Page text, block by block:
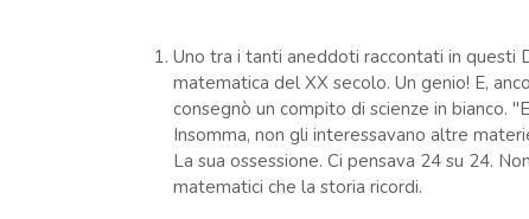
Uno tra i tanti aneddoti raccontati in questi
matematica del XX secolo. Un genio! E,
consegnò un compito di scienze in bianco.
Insomma, non gli interessavano altre
La sua ossessione. Ci pensava 24 su 24.
matematici che la storia ricordi.